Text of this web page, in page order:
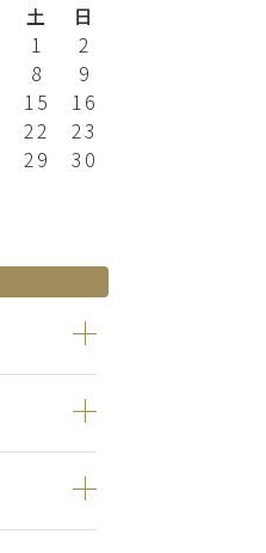
土
日
1
2
8
9
15
16
22
23
29
30